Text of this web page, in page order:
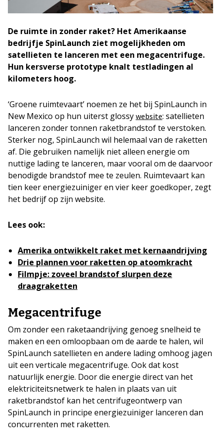
De ruimte in zonder raket? Het Amerikaanse
bedrijfje SpinLaunch ziet mogelijkheden om
satellieten te lanceren met een megacentrifuge.
Hun kersverse prototype knalt testladingen al
kilometers hoog.
‘Groene ruimtevaart’ noemen ze het bij SpinLaunch in
New Mexico op hun uiterst glossy website: satellieten
lanceren zonder tonnen raketbrandstof te verstoken.
Sterker nog, SpinLaunch wil helemaal van de raketten
af. Die gebruiken namelijk niet alleen energie om
nuttige lading te lanceren, maar vooral om de daarvoor
benodigde brandstof mee te zeulen. Ruimtevaart kan
tien keer energiezuiniger en vier keer goedkoper, zegt
het bedrijf op zijn website.
Lees ook:
Amerika ontwikkelt raket met kernaandrijving
Drie plannen voor raketten op atoomkracht
Filmpje: zoveel brandstof slurpen deze
draagraketten
Megacentrifuge
Om zonder een raketaandrijving genoeg snelheid te
maken en een omloopbaan om de aarde te halen, wil
SpinLaunch satellieten en andere lading omhoog jagen
uit een verticale megacentrifuge. Ook dat kost
natuurlijk energie. Door die energie direct van het
elektriciteitsnetwerk te halen in plaats van uit
raketbrandstof kan het centrifugeontwerp van
SpinLaunch in principe energiezuiniger lanceren dan
concurrenten met raketten.